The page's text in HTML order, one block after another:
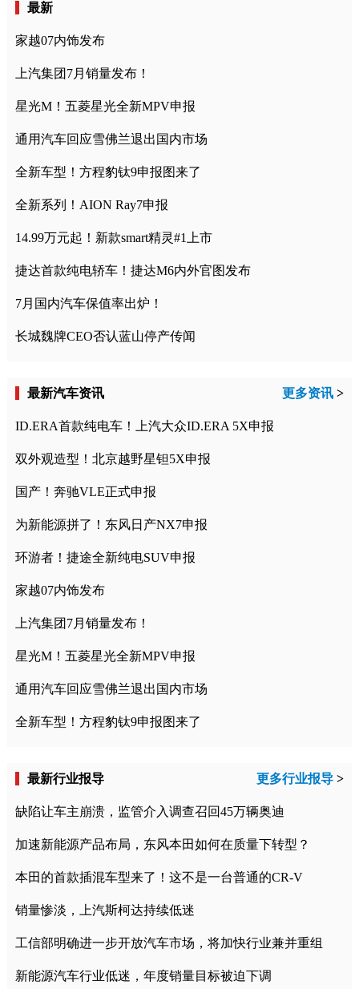
最新
家越07内饰发布
上汽集团7月销量发布！
星光M！五菱星光全新MPV申报
通用汽车回应雪佛兰退出国内市场
全新车型！方程豹钛9申报图来了
全新系列！AION Ray7申报
14.99万元起！新款smart精灵#1上市
捷达首款纯电轿车！捷达M6内外官图发布
7月国内汽车保值率出炉！
长城魏牌CEO否认蓝山停产传闻
最新汽车资讯 更多资讯 >
ID.ERA首款纯电车！上汽大众ID.ERA 5X申报
双外观造型！北京越野星钽5X申报
国产！奔驰VLE正式申报
为新能源拼了！东风日产NX7申报
环游者！捷途全新纯电SUV申报
家越07内饰发布
上汽集团7月销量发布！
星光M！五菱星光全新MPV申报
通用汽车回应雪佛兰退出国内市场
全新车型！方程豹钛9申报图来了
最新行业报导 更多行业报导 >
缺陷让车主崩溃，监管介入调查召回45万辆奥迪
加速新能源产品布局，东风本田如何在质量下转型？
本田的首款插混车型来了！这不是一台普通的CR-V
销量惨淡，上汽斯柯达持续低迷
工信部明确进一步开放汽车市场，将加快行业兼并重组
新能源汽车行业低迷，年度销量目标被迫下调